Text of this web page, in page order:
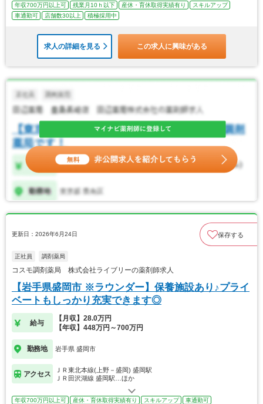
年収700万円以上可 残業月10ｈ以下 産休・育休取得実績有り
スキルアップ
車通勤可
店舗数30以上 積極採用中
求人の詳細を見る この求人に興味がある
更新日：2026年6月24日 保存する
正社員 調剤薬局
コスモ調剤薬局 株式会社ライブリーの薬剤師求人
【岩手県盛岡市 ※ラウンダー】保養施設あり♪プライ
ベートもしっかり充実できます◎
給与
【月収】28.0万円
【年収】448万円～700万円
勤務地 岩手県 盛岡市
アクセス
ＪＲ東北本線(上野－盛岡) 盛岡駅
ＪＲ田沢湖線 盛岡駅…ほか
年収700万円以上可 産休・育休取得実績有り スキルアップ
車通勤可